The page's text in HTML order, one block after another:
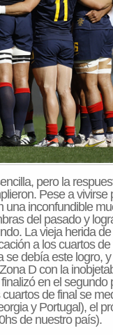
pero la
Pese a vivirse
una inconfundible
del pasado y
La vieja herida
a los cuartos
se debía este logro,
D con la
en el segundo
de final se
y Portugal), el
de nuestro país).